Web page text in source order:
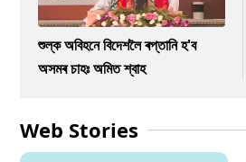
শুল্ক অবিহনে বিদেশলৈ ৰপ্তানি হ'ব
অসমৰ চাহঃ অমিত শ্বাহ
Web Stories